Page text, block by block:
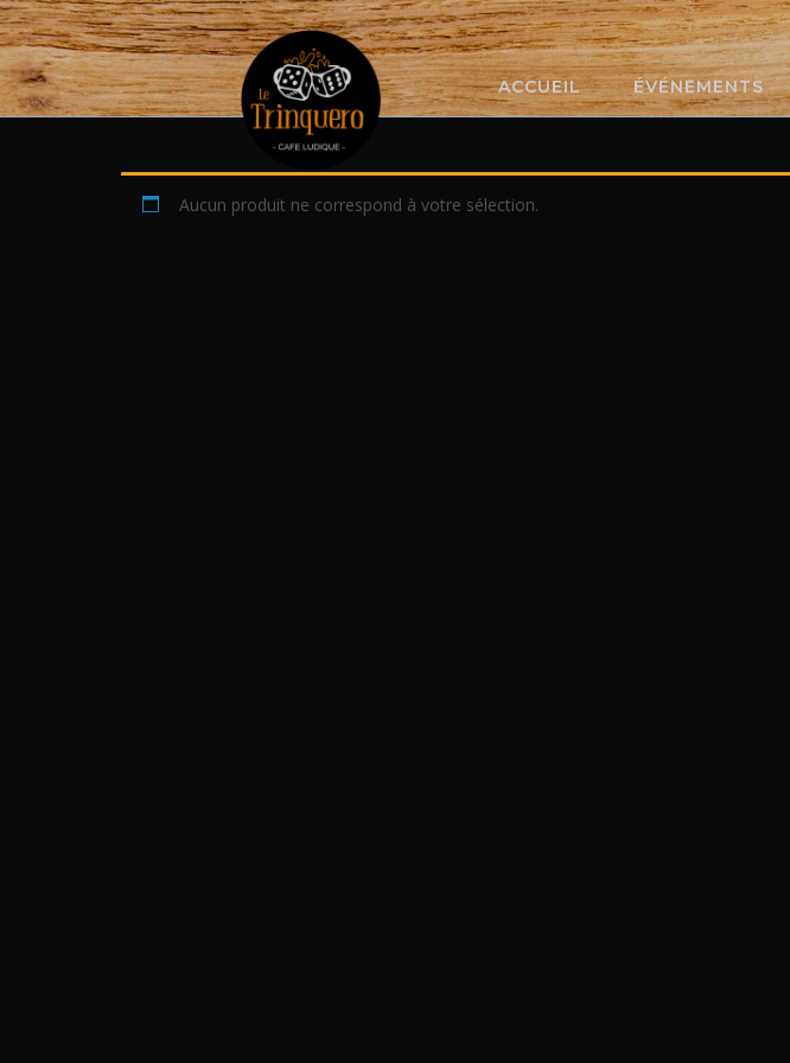
Skip
to
content
ACCUEIL ÉVÉNEMENTS
Aucun produit ne correspond à votre sélection.